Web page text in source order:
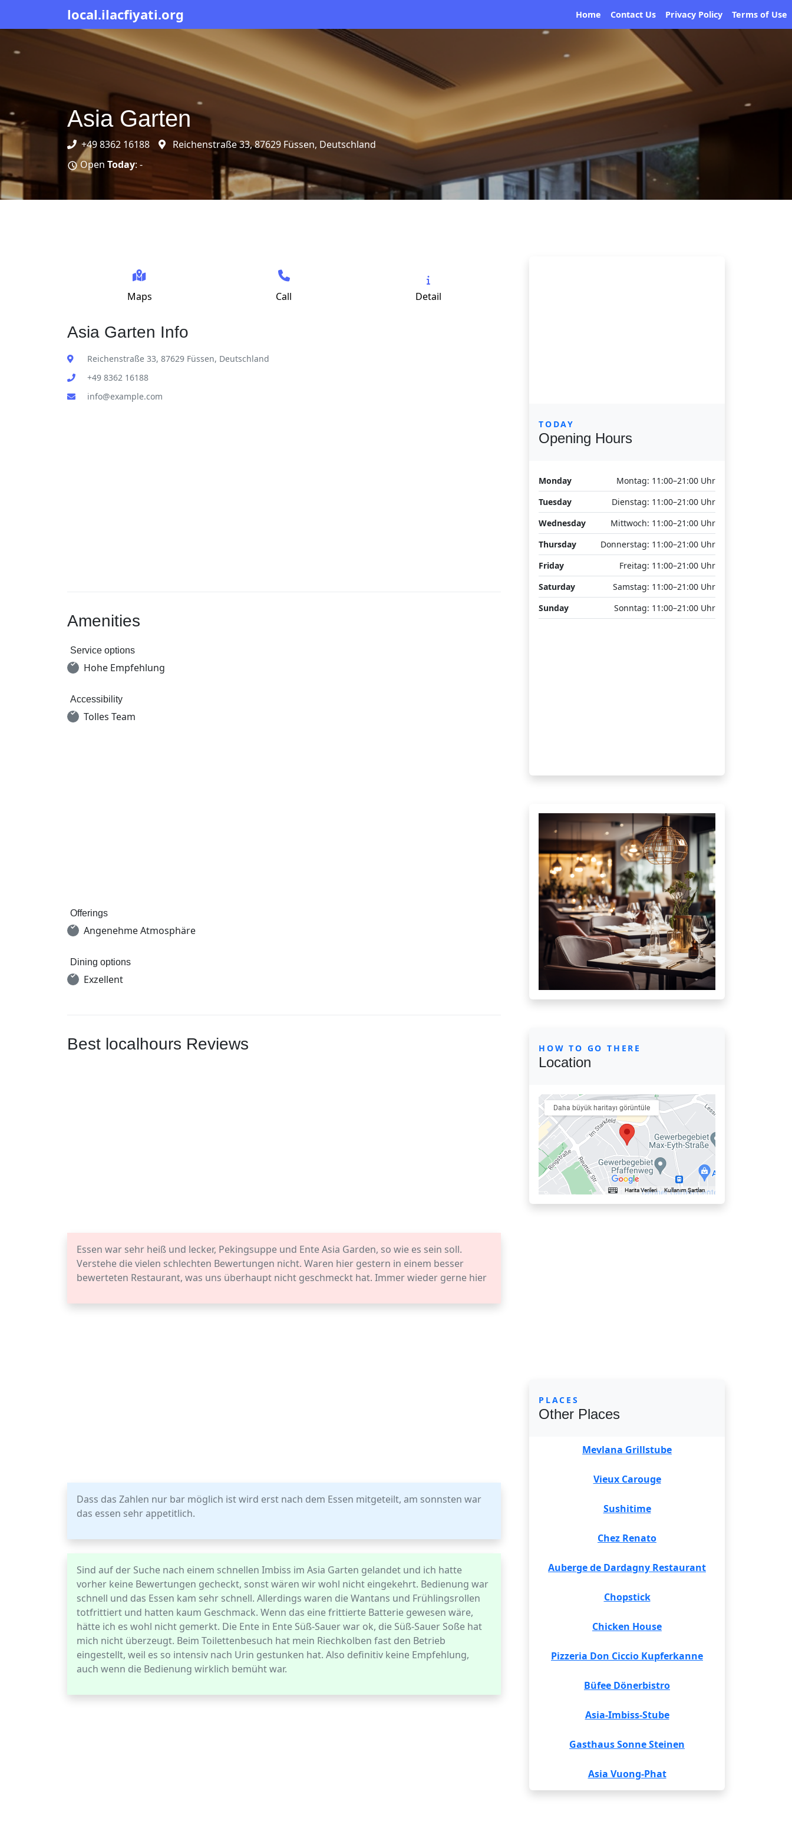
local.ilacfiyati.org Home Contact Us Privacy Policy Terms of Use
Asia Garten
+49 8362 16188
Reichenstraße 33, 87629 Füssen, Deutschland
Open Today: -
Maps Call Detail
Asia Garten Info
Reichenstraße 33, 87629 Füssen, Deutschland
+49 8362 16188
info@example.com
Amenities
Service options
Hohe Empfehlung
Accessibility
Tolles Team
Offerings
Angenehme Atmosphäre
Dining options
Exzellent
Best localhours Reviews
Essen war sehr heiß und lecker, Pekingsuppe und Ente Asia Garden, so wie es sein soll.
Verstehe die vielen schlechten Bewertungen nicht. Waren hier gestern in einem besser
bewerteten Restaurant, was uns überhaupt nicht geschmeckt hat. Immer wieder gerne hier
Dass das Zahlen nur bar möglich ist wird erst nach dem Essen mitgeteilt, am sonnsten war
das essen sehr appetitlich.
Sind auf der Suche nach einem schnellen Imbiss im Asia Garten gelandet und ich hatte
vorher keine Bewertungen gecheckt, sonst wären wir wohl nicht eingekehrt. Bedienung war
schnell und das Essen kam sehr schnell. Allerdings waren die Wantans und Frühlingsrollen
totfrittiert und hatten kaum Geschmack. Wenn das eine frittierte Batterie gewesen wäre,
hätte ich es wohl nicht gemerkt. Die Ente in Ente Süß-Sauer war ok, die Süß-Sauer Soße hat
mich nicht überzeugt. Beim Toilettenbesuch hat mein Riechkolben fast den Betrieb
eingestellt, weil es so intensiv nach Urin gestunken hat. Also definitiv keine Empfehlung,
auch wenn die Bedienung wirklich bemüht war.
TODAY
Opening Hours
Monday
Montag: 11:00–21:00 Uhr
Tuesday
Dienstag: 11:00–21:00 Uhr
Wednesday
Mittwoch: 11:00–21:00 Uhr
Thursday
Donnerstag: 11:00–21:00 Uhr
Friday
Freitag: 11:00–21:00 Uhr
Saturday
Samstag: 11:00–21:00 Uhr
Sunday
Sonntag: 11:00–21:00 Uhr
HOW TO GO THERE
Location
PLACES
Other Places
Mevlana Grillstube
Vieux Carouge
Sushitime
Chez Renato
Auberge de Dardagny Restaurant
Chopstick
Chicken House
Pizzeria Don Ciccio Kupferkanne
Büfee Dönerbistro
Asia-Imbiss-Stube
Gasthaus Sonne Steinen
Asia Vuong-Phat